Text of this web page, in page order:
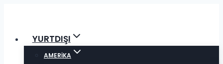
contentYURTDIŞI
AMERİKA